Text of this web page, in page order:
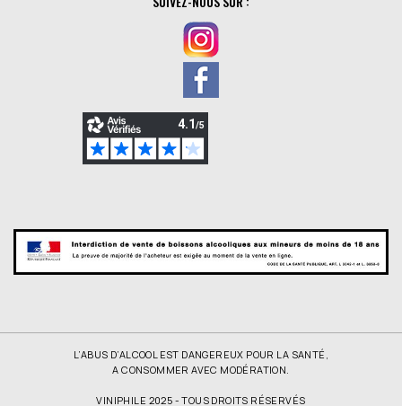
L’ABUS D’ALCOOL EST DANGEREUX POUR LA SANTÉ,
A CONSOMMER AVEC MODÉRATION.
VINIPHILE 2025 - TOUS DROITS RÉSERVÉS